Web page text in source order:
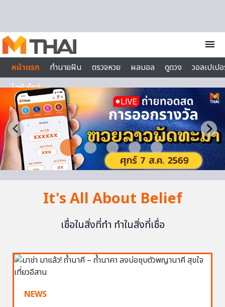
menu
หน้าแรก
ทำนายฝัน ตรวจหวย ผลบอล ดูดวง
วอลเปเป
ไลฟ์สไตล์
It's All About Belief
เชื่อในสิ่งที่ทำ ทำในสิ่งที่เชื่อ
NEWS